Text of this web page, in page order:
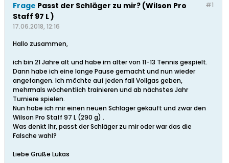
#1
Frage Passt der Schläger zu mir? (Wilson Pro
Staff 97 L )
17.06.2018, 12:16
Hallo zusammen,
ich bin 21 Jahre alt und habe im alter von 11-13 Tennis gespielt.
Dann habe ich eine lange Pause gemacht und nun wieder
angefangen. Ich möchte auf jeden fall Vollgas geben,
mehrmals wöchentlich trainieren und ab nächstes Jahr
Turniere spielen.
Nun habe ich mir einen neuen Schläger gekauft und zwar den
Wilson Pro Staff 97 L (290 g) .
Was denkt Ihr, passt der Schläger zu mir oder war das die
Falsche wahl?
Liebe Grüße Lukas